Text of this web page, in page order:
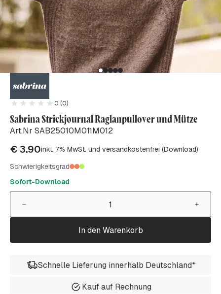
0 (0)
Sabrina Strickjournal Raglanpullover und Mütze
Art.Nr SAB25010M011M012
€3.90inkl. 7% MwSt. und versandkostenfrei (Download)
Schwierigkeitsgrad
Sofort-Download
In den Warenkorb
Schnelle Lieferung innerhalb Deutschland*
Kauf auf Rechnung